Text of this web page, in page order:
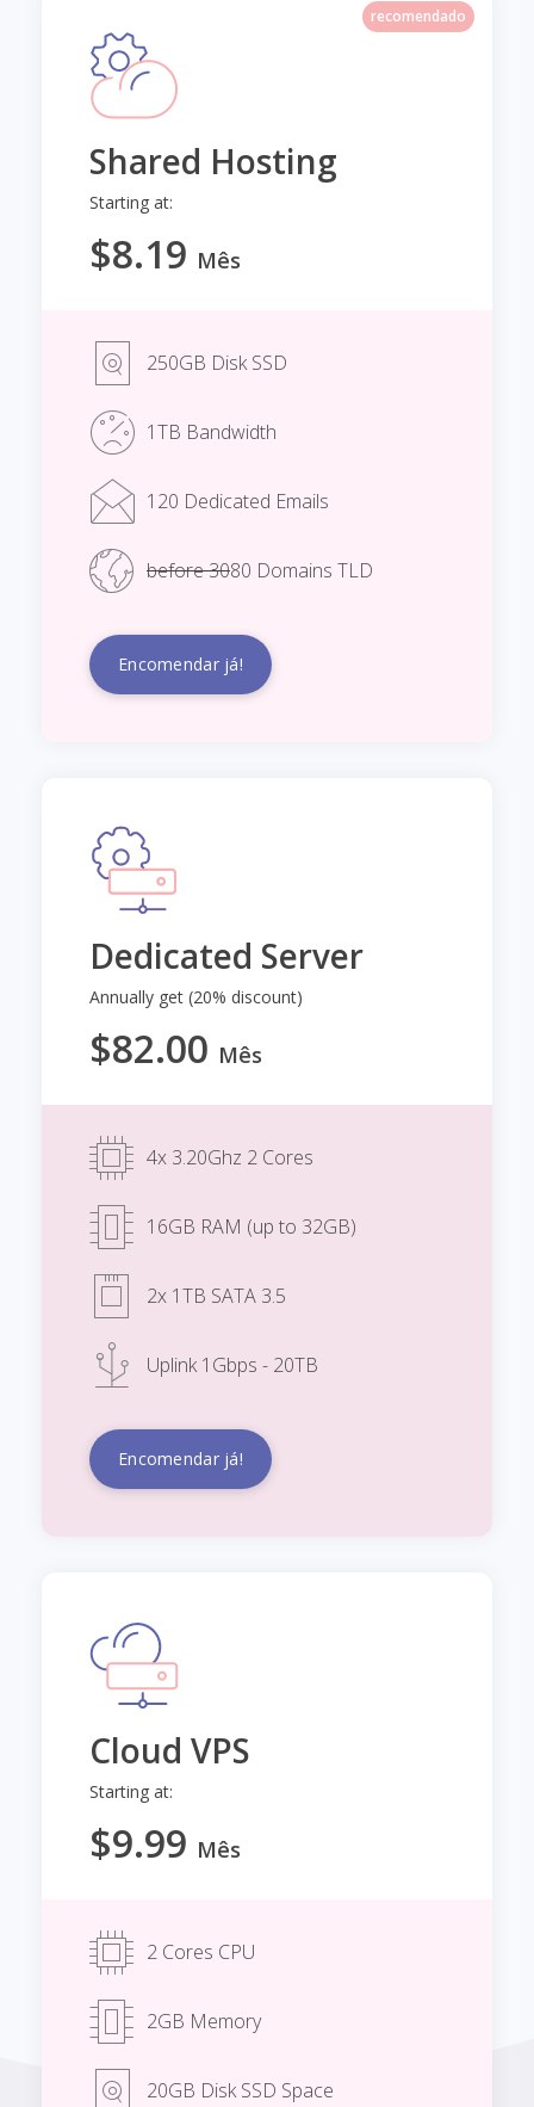
recomendado
Shared Hosting
Starting at:
$8.19 Mês
250GB Disk SSD
1TB Bandwidth
120 Dedicated Emails
before 3080 Domains TLD
Encomendar já!
Dedicated Server
Annually get (20% discount)
$82.00 Mês
4x 3.20Ghz 2 Cores
16GB RAM (up to 32GB)
2x 1TB SATA 3.5
Uplink 1Gbps - 20TB
Encomendar já!
Cloud VPS
Starting at:
$9.99 Mês
2 Cores CPU
2GB Memory
20GB Disk SSD Space